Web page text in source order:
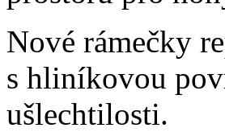
Nové rámečky
s hliníkovou
ušlechtilosti.